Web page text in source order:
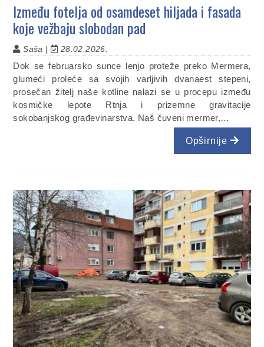
Između fotelja od osamdeset hiljada i fasada
koje vežbaju slobodan pad
Saša | 28.02.2026.
Dok se februarsko sunce lenjo proteže preko Mermera,
glumeći proleće sa svojih varljivih dvanaest stepeni,
prosečan žitelj naše kotline nalazi se u procepu između
kosmičke lepote Rtnja i prizemne gravitacije
sokobanjskog građevinarstva. Naš čuveni mermer,…
Opširnije